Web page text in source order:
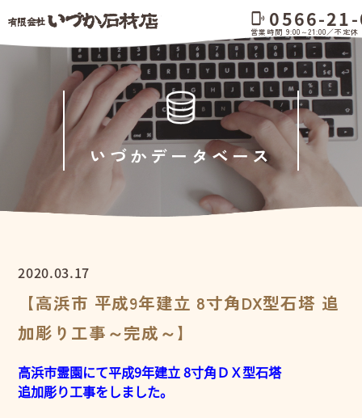
いづかデータベース
2020.03.17
【高浜市 平成9年建立 8寸角DX型石塔 追
加彫り工事～完成～】
高浜市霊園にて平成9年建立 8寸角ＤＸ型石塔
追加彫り工事をしました。
phonelink_ring 0566-
営業時間 9:00～21:00／不定休